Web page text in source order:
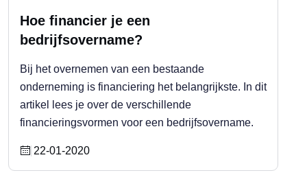
Hoe financier je een
bedrijfsovername?
Bij het overnemen van een bestaande
onderneming is financiering het belangrijkste. In dit
artikel lees je over de verschillende
financieringsvormen voor een bedrijfsovername.
22-01-2020